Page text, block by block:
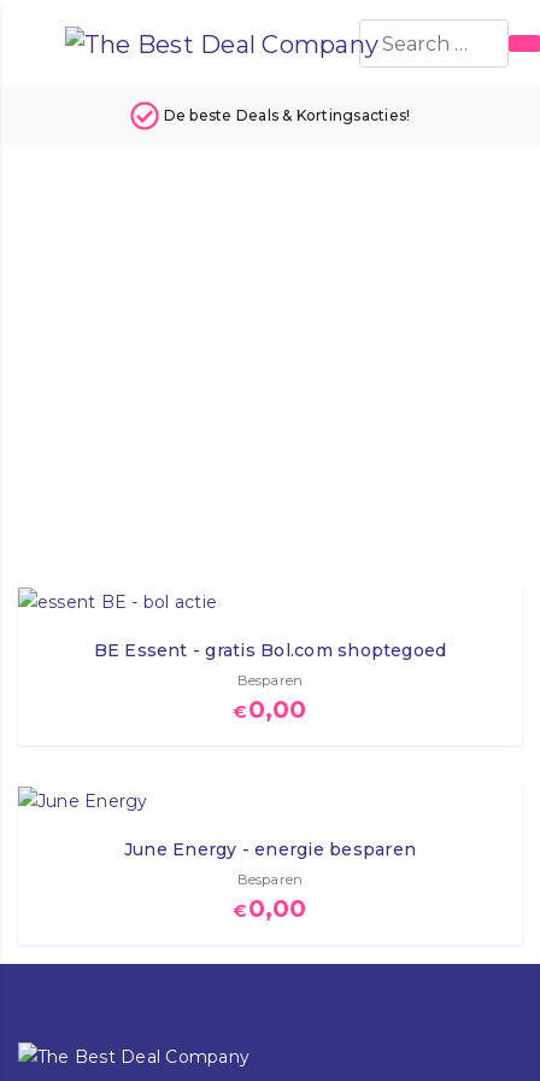
& Kortingsacties!
BE Essent - gratis Bol.com shoptegoed
Besparen
€0,00
June Energy - energie besparen
Besparen
€0,00